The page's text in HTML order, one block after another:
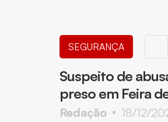
SEGURANÇA
Suspeito de
preso em Feira
Redação 18/12/